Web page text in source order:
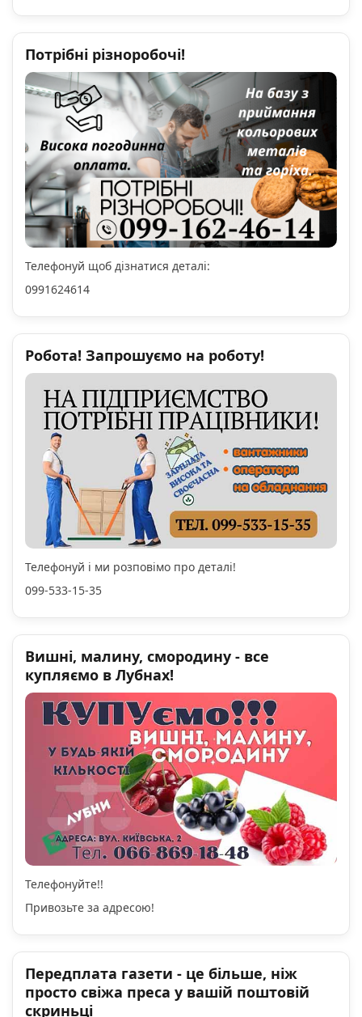
Потрібні різноробочі!
Телефонуй щоб дізнатися деталі:
0991624614
Робота! Запрошуємо на роботу!
Телефонуй і ми розповімо про деталі!
099-533-15-35
Вишні, малину, смородину - все
купляємо в Лубнах!
Телефонуйте!!
Привозьте за адресою!
Передплата газети - це більше, ніж
просто свіжа преса у вашій поштовій
скриньці